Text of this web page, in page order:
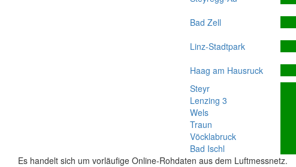
Bad Zell
Linz-Stadtpark
Haag am Hausruck
Steyr
Lenzing 3
Wels
Traun
Vöcklabruck
Bad Ischl
Es handelt sich um vorläufige Online-Rohdaten aus dem Luftmessnetz.